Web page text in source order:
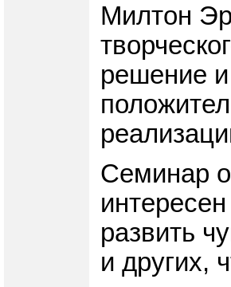
Милтон
решение и
Семинар
развить
и других,